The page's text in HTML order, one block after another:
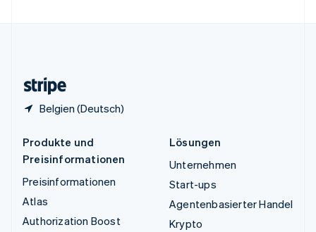
Belgien (Deutsch)
Produkte und
Preisinformationen
Preisinformationen
Atlas
Authorization Boost
Lösungen
Unternehmen
Start-ups
Agentenbasierter Handel
Krypto